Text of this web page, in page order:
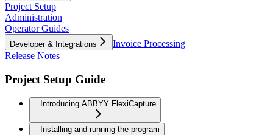
Project Setup
Administration
Operator Guides
Developer & Integrations
Invoice Processing
Release Notes
Project Setup Guide
Introducing ABBYY FlexiCapture
Installing and running the program